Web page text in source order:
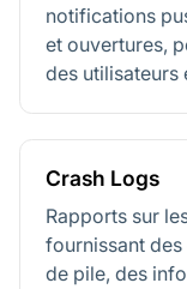
notifications
et ouvertures,
des utilisateurs
Crash Logs
Rapports sur
fournissant
de pile, des